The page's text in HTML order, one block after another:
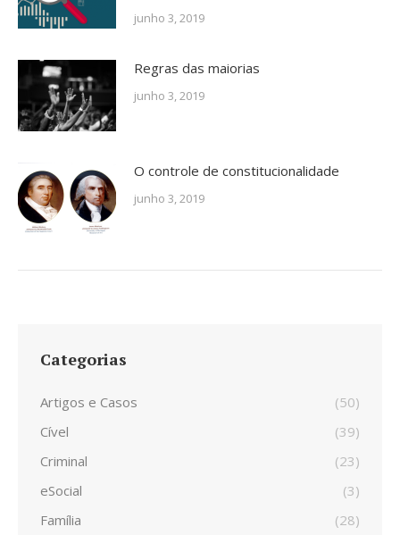
junho 3, 2019
Regras das maiorias
junho 3, 2019
O controle de constitucionalidade
junho 3, 2019
Categorias
Artigos e Casos
(50)
Cível
(39)
Criminal
(23)
eSocial
(3)
Família
(28)